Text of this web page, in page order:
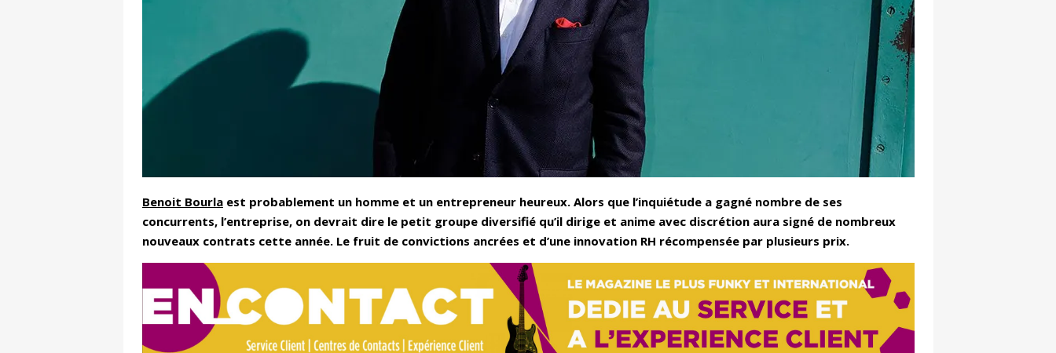
Benoit Bourla est probablement un homme et un entrepreneur heureux. Alors que l’inquiétude a gagné nombre de ses
concurrents, l’entreprise, on devrait dire le petit groupe diversifié qu’il dirige et anime avec discrétion aura signé de nombreux
nouveaux contrats cette année. Le fruit de convictions ancrées et d’une innovation RH récompensée par plusieurs prix.